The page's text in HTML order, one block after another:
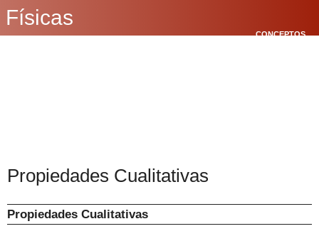
Físicas
CONCEPTOS
Propiedades Cualitativas
Propiedades Cualitativas